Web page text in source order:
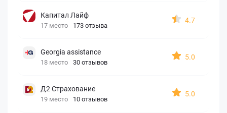
Капитал Лайф
17 место 173 отзыва
4.7
Georgia assistance
18 место 30 отзывов
5.0
Д2 Страхование
19 место 10 отзывов
5.0